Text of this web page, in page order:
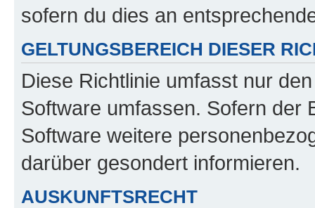
sofern du dies an
GELTUNGSBEREICH DIESER
Diese Richtlinie umfasst nur
Software umfassen. Sofern der
Software weitere
darüber gesondert informieren.
AUSKUNFTSRECHT